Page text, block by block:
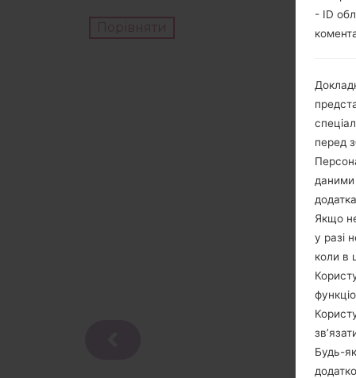
Порівняти
- ID
перед
даними
Якщо
у разі
коли в
Будь-